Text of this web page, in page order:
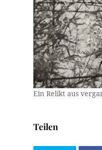
Ein Relikt aus
Teilen